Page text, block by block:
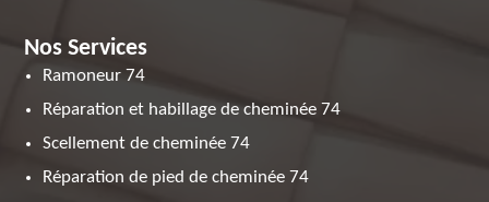
Nos Services
Ramoneur 74
Réparation et habillage de cheminée 74
Scellement de cheminée 74
Réparation de pied de cheminée 74